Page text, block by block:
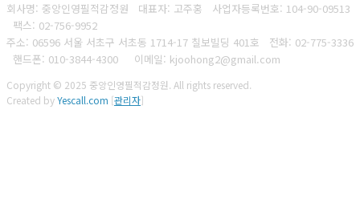
회사명: 중앙인영필적감정원 대표자: 고주홍 사업자등록번호: 104-90-09513
팩스: 02-756-9952
주소: 06596 서울 서초구 서초동 1714-17 칠보빌딩 401호 전화: 02-775-3336
핸드폰: 010-3844-4300 이메일: kjoohong2@gmail.com
Copyright © 2025 중앙인영필적감정원. All rights reserved.
Created byYescall.com [관리자]